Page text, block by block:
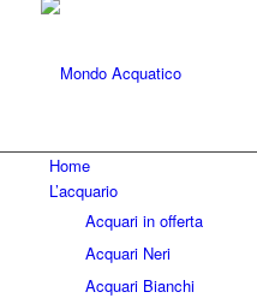
Home
L’acquario
Acquari in offerta
Acquari Neri
Acquari Bianchi